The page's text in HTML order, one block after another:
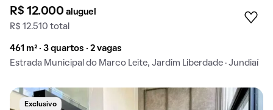
R$ 12.000aluguel
R$ 12.510 total
461 m² · 3 quartos · 2 vagas
Estrada Municipal do Marco Leite, Jardim Liberdade · Jundiaí
Exclusivo